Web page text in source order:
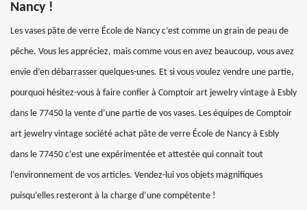
Nancy !
Les vases pâte de verre École de Nancy c’est comme un grain de peau de
pêche. Vous les appréciez, mais comme vous en avez beaucoup, vous avez
envie d’en débarrasser quelques-unes. Et si vous voulez vendre une partie,
pourquoi hésitez-vous à faire confier à Comptoir art jewelry vintage à Esbly
dans le 77450 la vente d’une partie de vos vases. Les équipes de Comptoir
art jewelry vintage société achat pâte de verre École de Nancy à Esbly
dans le 77450 c’est une expérimentée et attestée qui connait tout
l’environnement de vos articles. Vendez-lui vos objets magnifiques
puisqu’elles resteront à la charge d’une compétente !